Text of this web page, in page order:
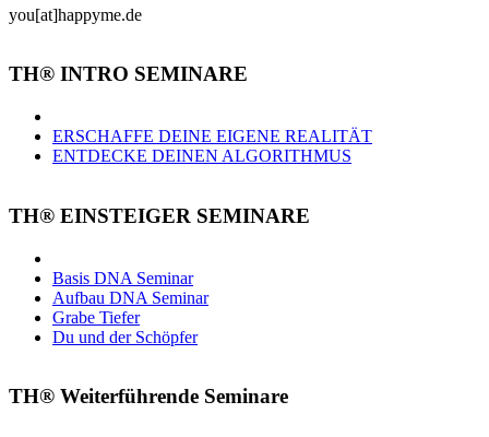
you[at]happyme.de
TH® INTRO SEMINARE
ERSCHAFFE DEINE EIGENE REALITÄT
ENTDECKE DEINEN ALGORITHMUS
TH® EINSTEIGER SEMINARE
Basis DNA Seminar
Aufbau DNA Seminar
Grabe Tiefer
Du und der Schöpfer
TH® Weiterführende Seminare